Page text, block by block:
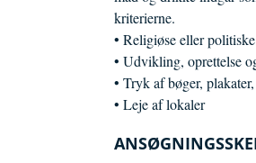
kriterierne.
• Religiøse eller
• Udvikling, oprettelse
• Tryk af bøger,
• Leje af lokaler